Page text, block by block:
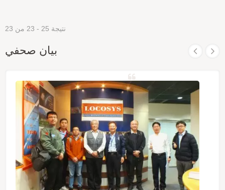
نتيجة 25 - 23 من 23
بيان صحفي